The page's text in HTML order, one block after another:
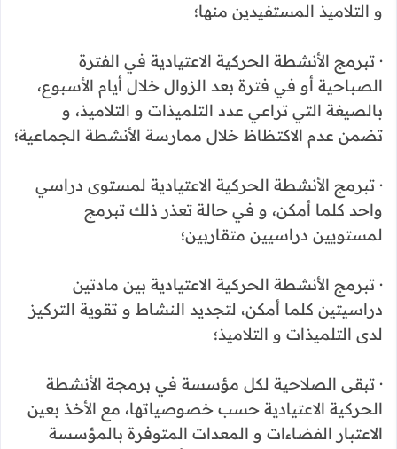
و التلاميذ المستفيدين منها؛
· تبرمج الأنشطة الحركية الاعتيادية في الفترة
الصباحية أو في فترة بعد الزوال خلال أيام الأسبوع،
بالصيغة التي تراعي عدد التلميذات و التلاميذ، و
تضمن عدم الاكتظاظ خلال ممارسة الأنشطة الجماعية؛
· تبرمج الأنشطة الحركية الاعتيادية لمستوى دراسي
واحد كلما أمكن، و في حالة تعذر ذلك تبرمج
لمستويين دراسيين متقاربين؛
· تبرمج الأنشطة الحركية الاعتيادية بين مادتين
دراسيتين كلما أمكن، لتجديد النشاط و تقوية التركيز
لدى التلميذات و التلاميذ؛
· تبقى الصلاحية لكل مؤسسة في برمجة الأنشطة
الحركية الاعتيادية حسب خصوصياتها، مع الأخذ بعين
الاعتبار الفضاءات و المعدات المتوفرة بالمؤسسة